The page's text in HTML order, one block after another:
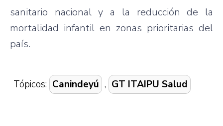
sanitario nacional y a la reducción de la
mortalidad infantil en zonas prioritarias del
país.
Tópicos: Canindeyú , GT ITAIPU Salud